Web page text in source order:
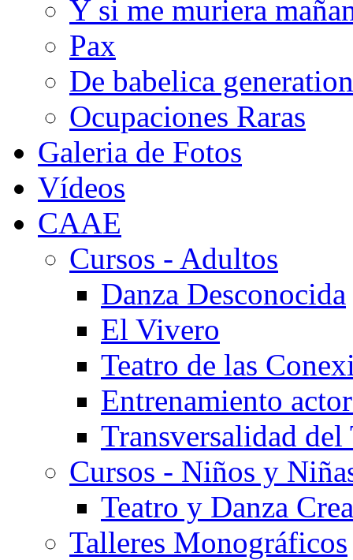
Y si me muriera
Pax
De babelica
Ocupaciones Raras
Galeria de Fotos
Vídeos
CAAE
Cursos - Adultos
Danza Desconocida
El Vivero
Teatro de las
Entrenamiento
Transversalidad del
Cursos - Niños y
Teatro y Danza
Talleres Monográficos